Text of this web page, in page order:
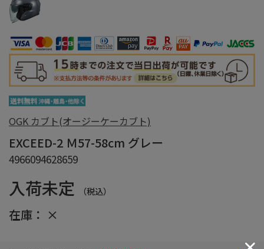
OGK カブト(オージーケーカブト)
EXCEED-2 Ｍ57-58cm グレー
4966094628659
入荷未定 （税込）
在庫： ×